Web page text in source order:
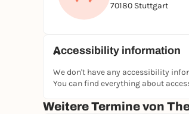
70180 Stuttgart
Accessibility information
We don't have any accessibility
You can find everything about
Weitere Termine von